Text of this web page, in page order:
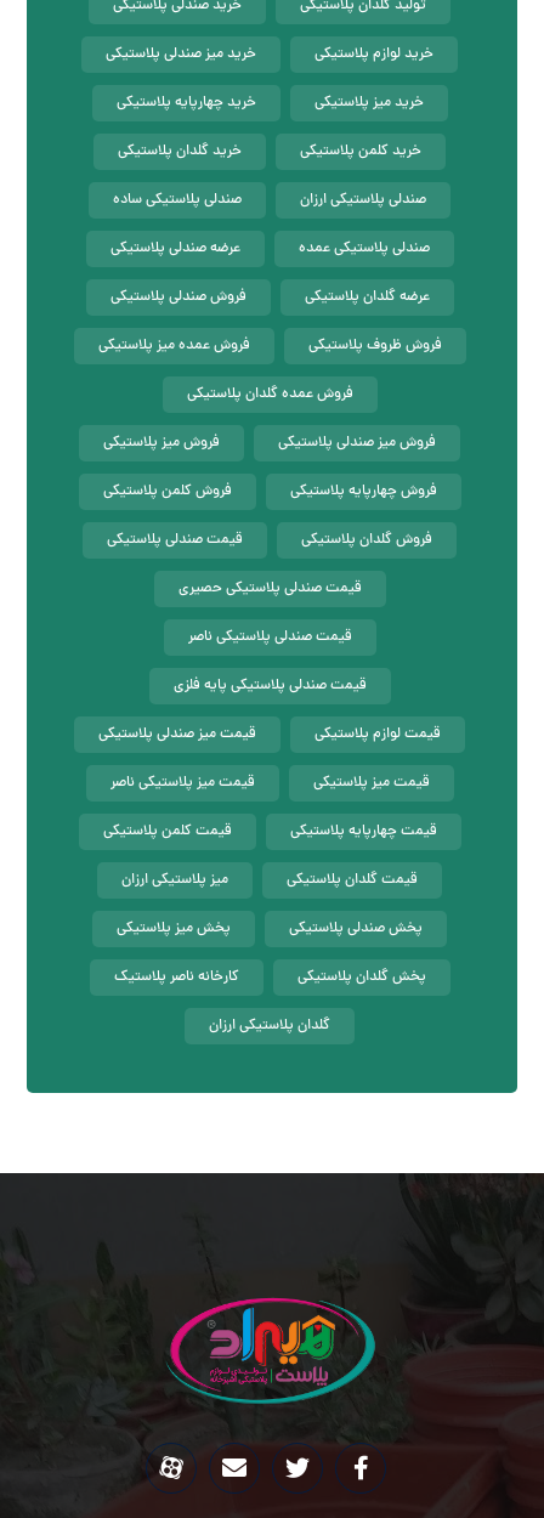
تولید گلدان پلاستیکی خرید صندلی پلاستیکی
خرید لوازم پلاستیکی خرید میز صندلی پلاستیکی
خرید میز پلاستیکی خرید چهارپایه پلاستیکی
خرید کلمن پلاستیکی خرید گلدان پلاستیکی
صندلی پلاستیکی ارزان صندلی پلاستیکی ساده
صندلی پلاستیکی عمده عرضه صندلی پلاستیکی
عرضه گلدان پلاستیکی فروش صندلی پلاستیکی
فروش ظروف پلاستیکی فروش عمده میز پلاستیکی
فروش عمده گلدان پلاستیکی
فروش میز صندلی پلاستیکی فروش میز پلاستیکی
فروش چهارپایه پلاستیکی فروش کلمن پلاستیکی
فروش گلدان پلاستیکی قیمت صندلی پلاستیکی
قیمت صندلی پلاستیکی حصیری
قیمت صندلی پلاستیکی ناصر
قیمت صندلی پلاستیکی پایه فلزی
قیمت لوازم پلاستیکی قیمت میز صندلی پلاستیکی
قیمت میز پلاستیکی قیمت میز پلاستیکی ناصر
قیمت چهارپایه پلاستیکی قیمت کلمن پلاستیکی
قیمت گلدان پلاستیکی میز پلاستیکی ارزان
پخش صندلی پلاستیکی پخش میز پلاستیکی
پخش گلدان پلاستیکی کارخانه ناصر پلاستیک
گلدان پلاستیکی ارزان